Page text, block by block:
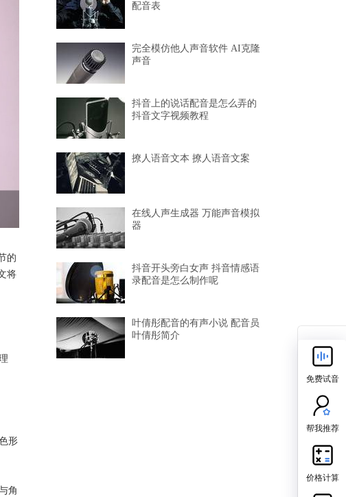
的
将
形
角
配音表
完全模仿他人声音软件 AI克隆
声音
抖音上的说话配音是怎么弄的
抖音文字视频教程
撩人语音文本 撩人语音文案
在线人声生成器 万能声音模拟
器
抖音开头旁白女声 抖音情感语
录配音是怎么制作呢
叶倩彤配音的有声小说 配音员
叶倩彤简介
免费试音
帮我推荐
价格计算